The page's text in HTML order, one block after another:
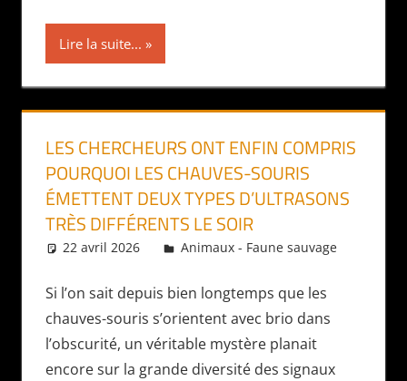
Lire la suite...
LES CHERCHEURS ONT ENFIN COMPRIS
POURQUOI LES CHAUVES-SOURIS
ÉMETTENT DEUX TYPES D’ULTRASONS
TRÈS DIFFÉRENTS LE SOIR
22 avril 2026 Daniel
Animaux - Faune sauvage
Si l’on sait depuis bien longtemps que les
chauves-souris s’orientent avec brio dans
l’obscurité, un véritable mystère planait
encore sur la grande diversité des signaux